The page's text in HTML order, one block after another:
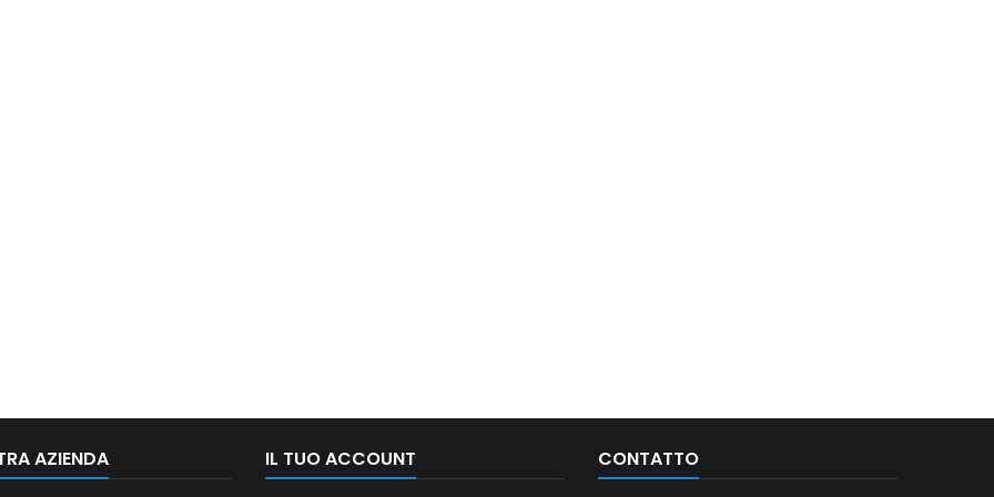
AZIENDA IL TUO ACCOUNT CONTATTO